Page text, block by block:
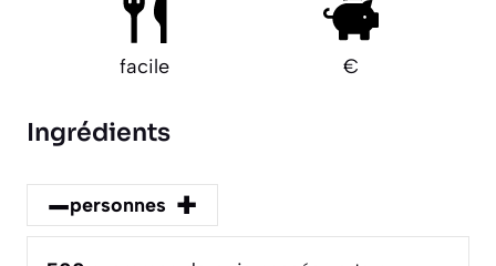
facile €
Ingrédients
–personnes +